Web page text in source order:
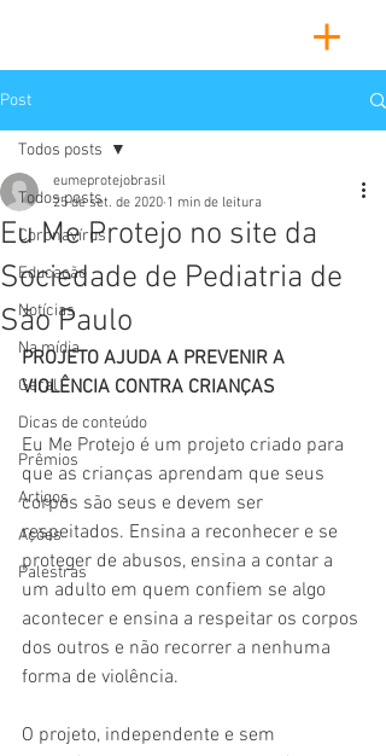
Post
Todos posts
Coronavírus
Educação
Notícias
Na mídia
Geral
Dicas de conteúdo
Prêmios
Artigos
Ações
Palestras
Todos posts
Eu Me Protejo no site da
Sociedade de Pediatria de
São Paulo
eumeprotejobrasil
25 de set. de 2020 1 min de leitura
PROJETO AJUDA A PREVENIR A
VIOLÊNCIA CONTRA CRIANÇAS
Eu Me Protejo é um projeto criado para
que as crianças aprendam que seus
corpos são seus e devem ser
respeitados. Ensina a reconhecer e se
proteger de abusos, ensina a contar a
um adulto em quem confiem se algo
acontecer e ensina a respeitar os corpos
dos outros e não recorrer a nenhuma
forma de violência.
O projeto, independente e sem